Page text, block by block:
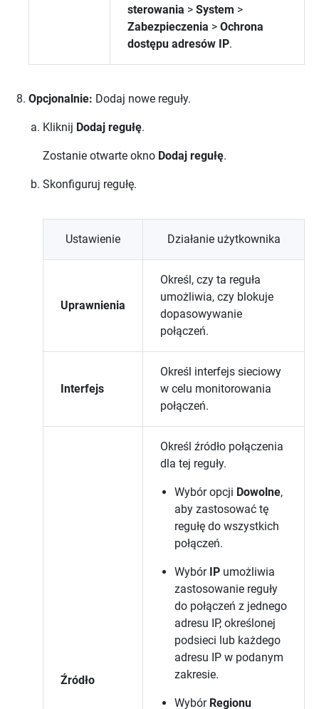
sterowania > System >
Zabezpieczenia > Ochrona
dostępu adresów IP.
Opcjonalnie: Dodaj nowe reguły.
Kliknij Dodaj regułę.
Zostanie otwarte okno Dodaj regułę.
Skonfiguruj regułę.
Ustawienie Działanie użytkownika
Uprawnienia
Określ, czy ta reguła
umożliwia, czy blokuje
dopasowywanie
połączeń.
Interfejs
Określ interfejs sieciowy
w celu monitorowania
połączeń.
Źródło
Określ źródło połączenia
dla tej reguły.
Wybór opcji Dowolne,
aby zastosować tę
regułę do wszystkich
połączeń.
Wybór IP umożliwia
zastosowanie reguły
do połączeń z jednego
adresu IP, określonej
podsieci lub każdego
adresu IP w podanym
zakresie.
Wybór Regionu